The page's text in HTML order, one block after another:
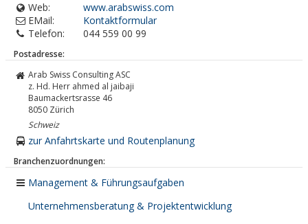
Web:
www.arabswiss.com
EMail:
Kontaktformular
Telefon:
044 559 00 99
Postadresse:
Arab Swiss Consulting ASC
z. Hd. Herr ahmed al jaibaji
Baumackertsrasse 46
8050 Zürich
Schweiz
zur Anfahrtskarte und Routenplanung
Branchenzuordnungen:
Management & Führungsaufgaben
Unternehmensberatung & Projektentwicklung